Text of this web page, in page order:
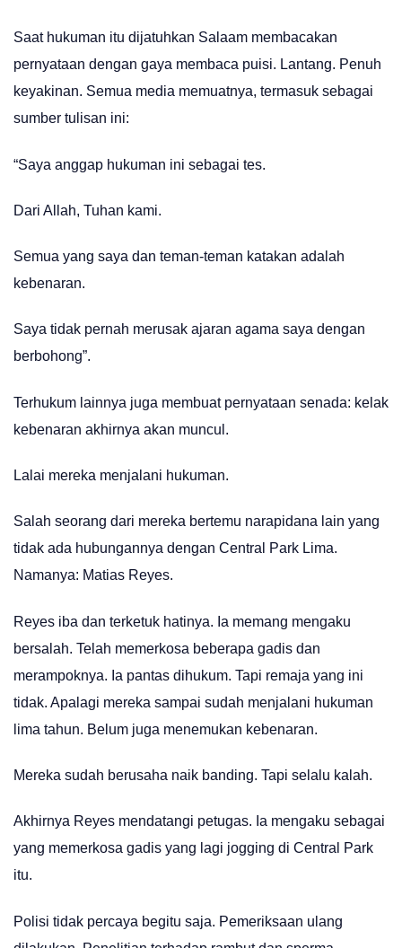
Saat hukuman itu dijatuhkan Salaam membacakan
pernyataan dengan gaya membaca puisi. Lantang. Penuh
keyakinan. Semua media memuatnya, termasuk sebagai
sumber tulisan ini:
“Saya anggap hukuman ini sebagai tes.
Dari Allah, Tuhan kami.
Semua yang saya dan teman-teman katakan adalah
kebenaran.
Saya tidak pernah merusak ajaran agama saya dengan
berbohong”.
Terhukum lainnya juga membuat pernyataan senada: kelak
kebenaran akhirnya akan muncul.
Lalai mereka menjalani hukuman.
Salah seorang dari mereka bertemu narapidana lain yang
tidak ada hubungannya dengan Central Park Lima.
Namanya: Matias Reyes.
Reyes iba dan terketuk hatinya. Ia memang mengaku
bersalah. Telah memerkosa beberapa gadis dan
merampoknya. Ia pantas dihukum. Tapi remaja yang ini
tidak. Apalagi mereka sampai sudah menjalani hukuman
lima tahun. Belum juga menemukan kebenaran.
Mereka sudah berusaha naik banding. Tapi selalu kalah.
Akhirnya Reyes mendatangi petugas. Ia mengaku sebagai
yang memerkosa gadis yang lagi jogging di Central Park
itu.
Polisi tidak percaya begitu saja. Pemeriksaan ulang